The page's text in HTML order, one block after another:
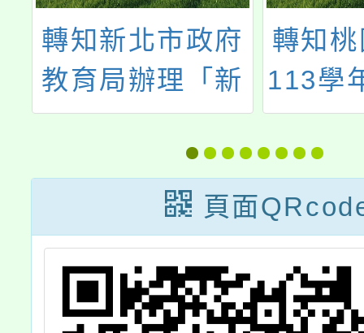
轉知新北市政府
教育局辦理「新
北市114學年新
未來產業職業試
探課程」
轉知
113學
期「
教育
域
頁面